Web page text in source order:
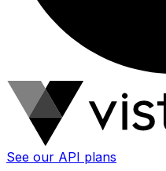
See our API plans